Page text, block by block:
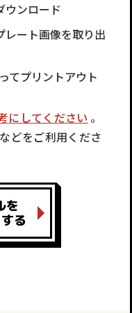
ウンロード
ート画像を取り出
てプリントアウト
にしてください 。
などをご利用くださ
を
る